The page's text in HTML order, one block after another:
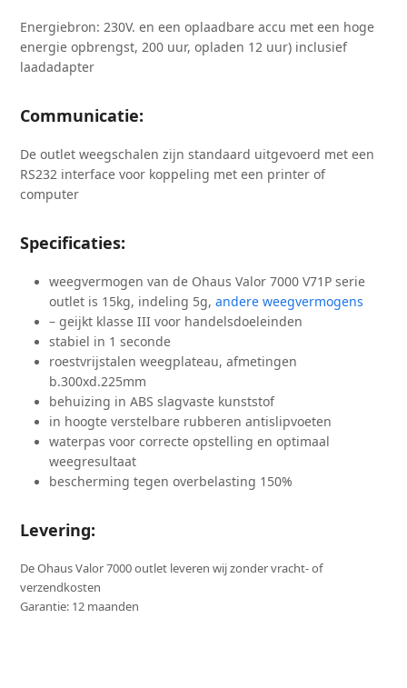
Energiebron: 230V. en eenoplaadbare accu met een hoge
energie opbrengst, 200 uur, opladen 12 uur) inclusief
laadadapter
Communicatie:
De outlet weegschalen zijn standaard uitgevoerd met een
RS232 interface voor koppeling met een printer of
computer
Specificaties:
weegvermogen van de Ohaus Valor 7000 V71P serie
outlet is 15kg, indeling 5g,andere weegvermogens
– geijkt klasse III voor handelsdoeleinden
stabiel in 1 seconde
roestvrijstalen weegplateau, afmetingen
b.300xd.225mm
behuizing in ABS slagvaste kunststof
in hoogte verstelbare rubberen antislipvoeten
waterpas voor correcte opstelling en optimaal
weegresultaat
bescherming tegen overbelasting 150%
Levering:
De Ohaus Valor 7000 outlet leveren wij zonder vracht- of
verzendkosten
Garantie: 12 maanden